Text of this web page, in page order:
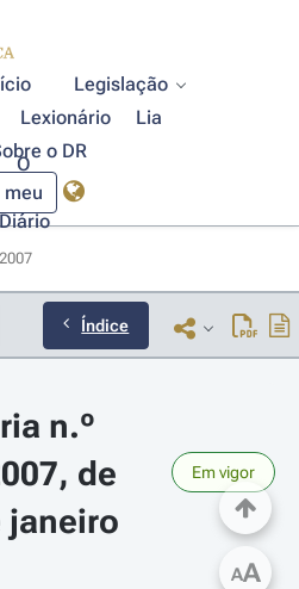
Legislação
Lexionário
Lia
o DR
O
meu
Índice
n.º
de
janeiro
Em vigor
AA